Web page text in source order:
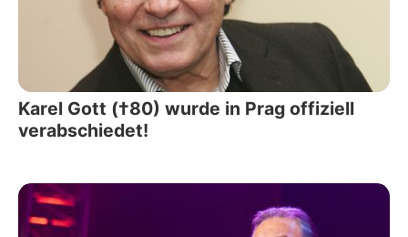
Karel Gott (†80) wurde in Prag offiziell
verabschiedet!